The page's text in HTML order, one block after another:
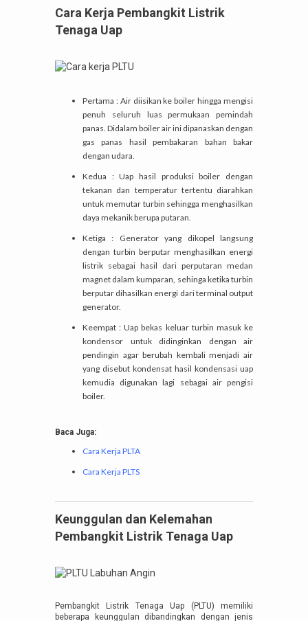
Cara Kerja Pembangkit Listrik
Tenaga Uap
Pertama : Air diisikan ke boiler hingga mengisi
penuh seluruh luas permukaan pemindah
panas. Didalam boiler air ini dipanaskan dengan
gas panas hasil pembakaran bahan bakar
dengan udara.
Kedua : Uap hasil produksi boiler dengan
tekanan dan temperatur tertentu diarahkan
untuk memutar turbin sehingga menghasilkan
daya mekanik berupa putaran.
Ketiga : Generator yang dikopel langsung
dengan turbin berputar menghasilkan energi
listrik sebagai hasil dari perputaran medan
magnet dalam kumparan, sehinga ketika turbin
berputar dihasilkan energi dari terminal output
generator.
Keempat : Uap bekas keluar turbin masuk ke
kondensor untuk didinginkan dengan air
pendingin agar berubah kembali menjadi air
yang disebut kondensat hasil kondensasi uap
kemudia digunakan lagi sebagai air pengisi
boiler.
Baca Juga:
Cara Kerja PLTA
Cara Kerja PLTS
Keunggulan dan Kelemahan
Pembangkit Listrik Tenaga Uap
Pembangkit Listrik Tenaga Uap (PLTU) memiliki
beberapa keunggulan dibandingkan dengan jenis